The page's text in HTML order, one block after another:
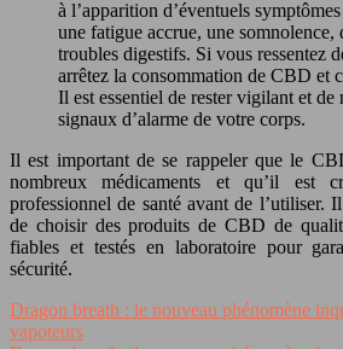
à l’apparition d’éventuels
une fatigue accrue, une somnolence,
troubles digestifs. Si vous ressentez
arrêtez la consommation de CBD et
Il est essentiel de rester vigilant et de
signaux d’alarme de votre corps.
Il est important de se rappeler que le
nombreux médicaments et qu’il est
professionnel de santé avant de l’utiliser.
de choisir des produits de CBD de
fiables et testés en laboratoire pour
sécurité.
Dragon breath : le nouveau phénomène
vapoteurs